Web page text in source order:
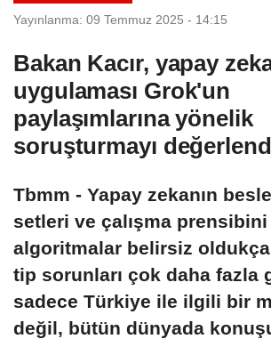
Yayınlanma: 09 Temmuz 2025 - 14:15
Bakan Kacır, yapay
uygulaması Grok'un
paylaşımlarına yönelik
soruşturmayı
Tbmm - Yapay zekanın
setleri ve çalışma
algoritmalar belirsiz
tip sorunları çok daha fazla
sadece Türkiye ile ilgili bir
değil, bütün dünyada